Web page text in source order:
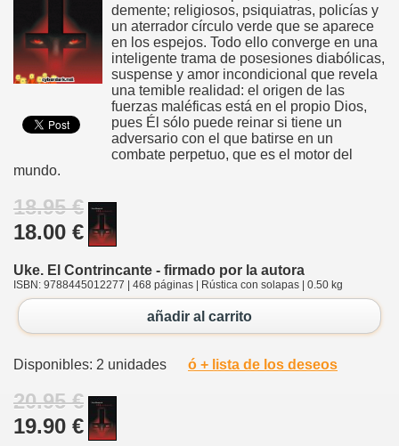
demente; religiosos, psiquiatras, policías y
un aterrador círculo verde que se aparece
en los espejos. Todo ello converge en una
inteligente trama de posesiones diabólicas,
suspense y amor incondicional que revela
una temible realidad: el origen de las
fuerzas maléficas está en el propio Dios,
pues Él sólo puede reinar si tiene un
adversario con el que batirse en un
combate perpetuo, que es el motor del
mundo.
18.95 €
18.00 €
Uke. El Contrincante - firmado por la autora
ISBN: 9788445012277 | 468 páginas | Rústica con solapas | 0.50 kg
añadir al carrito
Disponibles: 2 unidades ó + lista de los deseos
20.95 €
19.90 €